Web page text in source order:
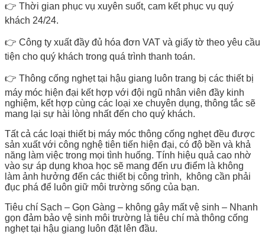
👉 Thời gian phục vụ xuyên suốt, cam kết phục vụ quý
khách 24/24.
👉 Công ty xuất đầy đủ hóa đơn VAT và giấy tờ theo yêu cầu
tiện cho quý khách trong quá trình thanh toán.
👉 Thông cống nghẹt tại hậu giang luôn trang bị các thiết bị
máy móc hiện đại kết hợp với đội ngũ nhân viên đầy kinh
nghiệm, kết hợp cùng các loại xe chuyên dụng, thông tắc sẽ
mang lại sự hài lòng nhất đến cho quý khách.
Tất cả các loại thiết bị máy móc thông cống nghẹt đều được
sản xuất với công nghệ tiên tiến hiện đại, có độ bền và khả
năng làm việc trong mọi tình huống. Tính hiệu quả cao nhờ
vào sự áp dụng khoa học sẽ mang đến ưu điểm là không
làm ảnh hưởng đến các thiết bị công trình, không cần phải
đục phá để luôn giữ môi trường sống của bạn.
Tiêu chí Sạch – Gọn Gàng – không gây mất vệ sinh – Nhanh
gọn đảm bảo vệ sinh môi trường là tiêu chí mà thông cống
nghẹt tại hậu giang luôn đặt lên đầu.